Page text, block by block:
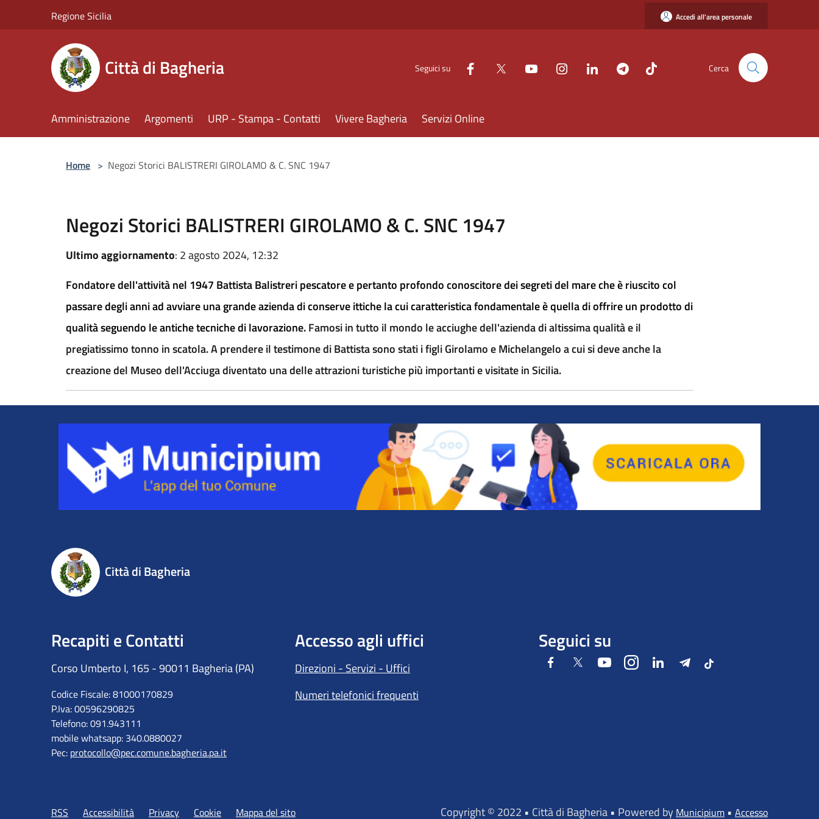
Regione Sicilia Accedi all'area personale
Città di Bagheria Seguici su Cerca
Amministrazione Argomenti URP - Stampa - Contatti Vivere Bagheria Servizi Online
Home > Negozi Storici BALISTRERI GIROLAMO & C. SNC 1947
Negozi Storici BALISTRERI GIROLAMO & C. SNC 1947
Ultimo aggiornamento: 2 agosto 2024, 12:32
Fondatore dell'attività nel 1947 Battista Balistreri pescatore e pertanto profondo conoscitore dei segreti del mare che è riuscito col
passare degli anni ad avviare una grande azienda di conserve ittiche la cui caratteristica fondamentale è quella di offrire un prodotto di
qualità seguendo le antiche tecniche di lavorazione.Famosi in tutto il mondo le acciughe dell'azienda di altissima qualità e il
pregiatissimo tonno in scatola. A prendere il testimone di Battista sono stati i figli Girolamo e Michelangelo a cui si deve anche la
creazione del Museo dell'Acciuga diventato una delle attrazioni turistiche più importanti e visitate in Sicilia.
Città di Bagheria
Recapiti e Contatti
Corso Umberto I, 165 - 90011 Bagheria (PA)
Codice Fiscale: 81000170829
P.Iva: 00596290825
Telefono: 091.943111
mobile whatsapp: 340.0880027
Pec: protocollo@pec.comune.bagheria.pa.it
Accesso agli uffici
Direzioni - Servizi - Uffici
Numeri telefonici frequenti
Seguici su
FacebookTwitter YoutubeInstagramLinkedIn Telegram
Tiktok
RSS Accessibilità Privacy Cookie Mappa del sito Copyright © 2022 • Città di Bagheria • Powered by Municipium • Accesso